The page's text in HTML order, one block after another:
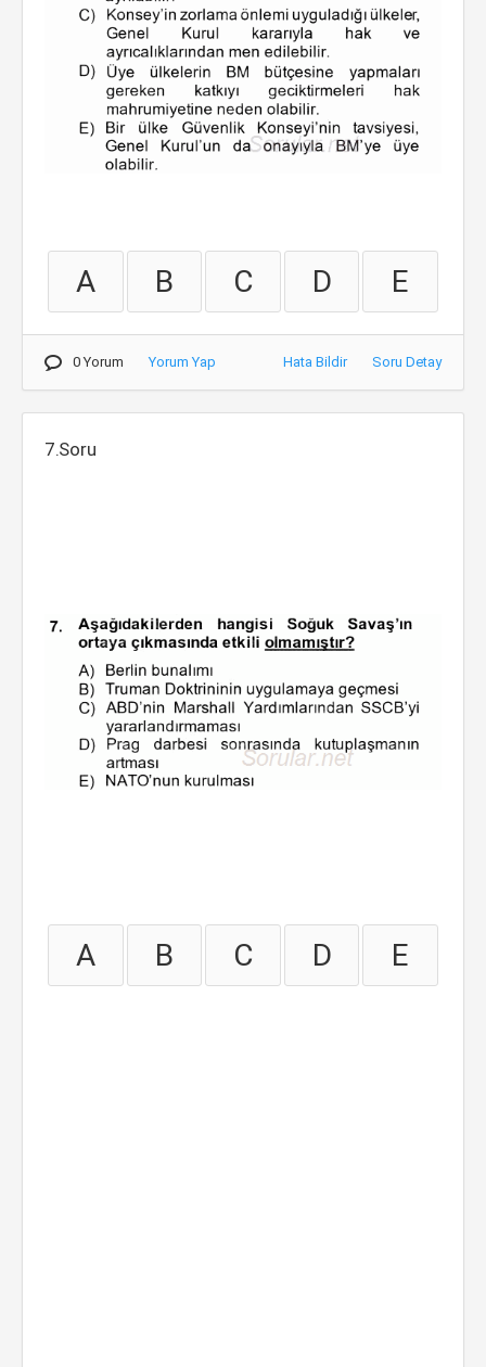
A B C D E
0 Yorum Yorum Yap Hata Bildir Soru Detay
7.Soru
A B C D E